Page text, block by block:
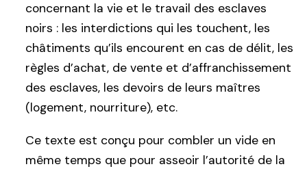
concernant la vie et le travail des esclaves
noirs : les interdictions qui les touchent, les
châtiments qu’ils encourent en cas de délit, les
règles d’achat, de vente et d’affranchissement
des esclaves, les devoirs de leurs maîtres
(logement, nourriture), etc.
Ce texte est conçu pour combler un vide en
même temps que pour asseoir l’autorité de la